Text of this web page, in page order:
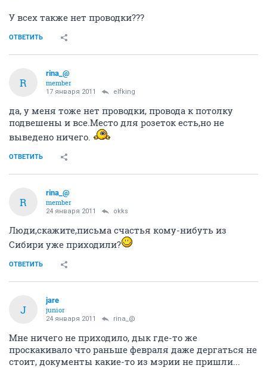
У всех также нет проводки???
ОТВЕТИТЬ
R
rina_@
member
17 января 2011 elfking
да, у меня тоже нет проводки, провода к потолку
подвешены и все.Место для розеток есть,но не
выведено ничего.
ОТВЕТИТЬ
R
rina_@
member
24 января 2011 okks
Люди,скажите,письма счастья кому-нибуть из
Сибири уже приходили?
ОТВЕТИТЬ
J
jare
junior
24 января 2011 rina_@
Мне ничего не приходило, дык где-то же
проскакивало что раньше февраля даже дергаться не
стоит, документы какие-то из мэрии не пришли...